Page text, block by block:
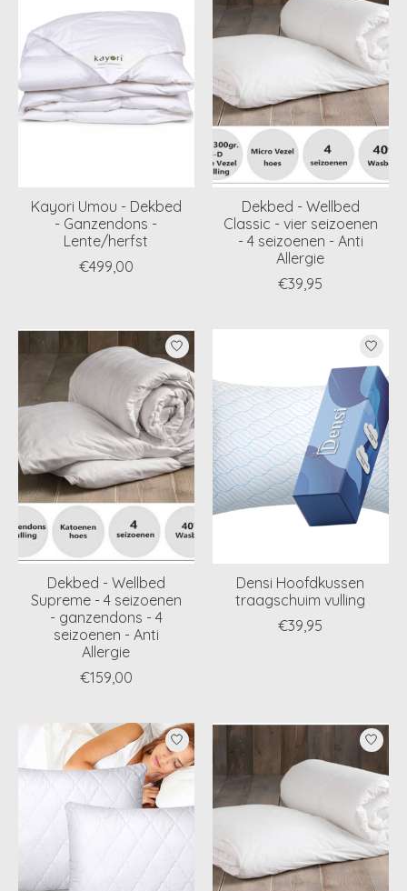
Kayori Umou - Dekbed
- Ganzendons -
Lente/herfst
€499,00
Dekbed - Wellbed
Classic - vier seizoenen
- 4 seizoenen - Anti
Allergie
€39,95
Dekbed - Wellbed
Supreme - 4 seizoenen
- ganzendons - 4
seizoenen - Anti
Allergie
€159,00
Densi Hoofdkussen
traagschuim vulling
€39,95